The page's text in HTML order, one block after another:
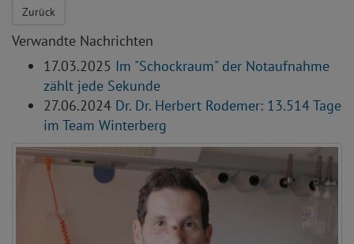
Zurück
Verwandte Nachrichten
17.03.2025 Im "Schockraum" der Notaufnahme
zählt jede Sekunde
27.06.2024 Dr. Dr. Herbert Rodemer: 13.514 Tage
im Team Winterberg